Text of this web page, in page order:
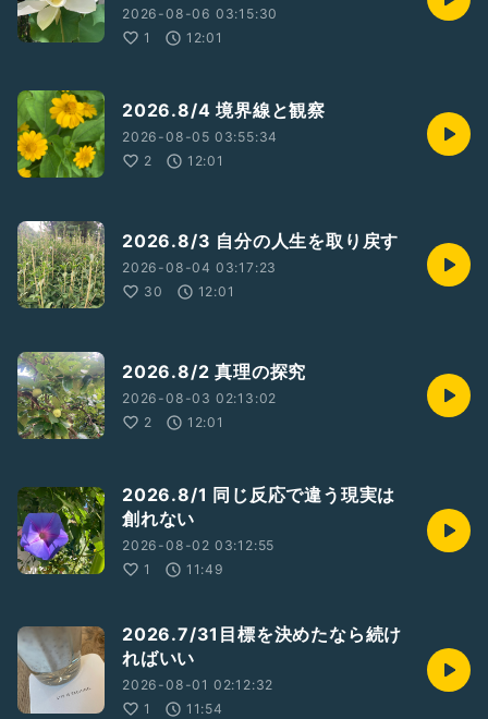
2026-08-06 03:15:30
1
12:01
2026.8/4 境界線と観察
2026-08-05 03:55:34
2
12:01
2026.8/3 自分の人生を取り戻す
2026-08-04 03:17:23
30
12:01
2026.8/2 真理の探究
2026-08-03 02:13:02
2
12:01
2026.8/1 同じ反応で違う現実は
創れない
2026-08-02 03:12:55
1
11:49
2026.7/31目標を決めたなら続け
ればいい
2026-08-01 02:12:32
1
11:54